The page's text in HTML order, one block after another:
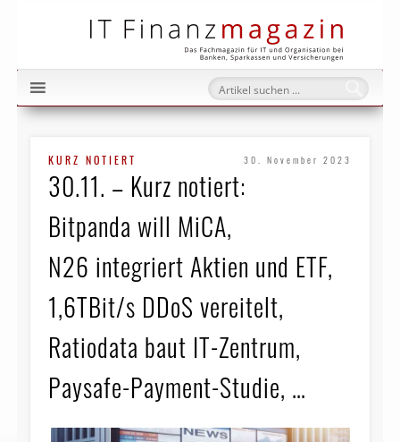
KURZ NOTIERT 30. November 2023
30.11. – Kurz notiert:
Bitpanda will MiCA,
N26 integriert Aktien und ETF,
1,6TBit/s DDoS vereitelt,
Ratiodata baut IT-Zentrum,
Paysafe-Payment-Studie, …